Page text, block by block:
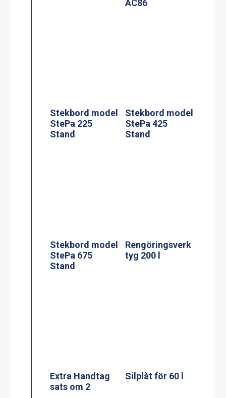
AC86
Stekbord model
StePa 225
Stand
Stekbord model
StePa 425
Stand
Stekbord model
StePa 675
Stand
Rengöringsverk
tyg 200 l
Extra Handtag
sats om 2
Silplåt för 60 l